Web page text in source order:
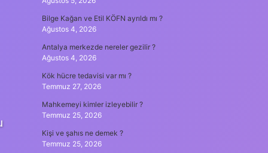
Bilge Kağan ve Etil KÖFN ayrıldı mı ?
Ağustos 4, 2026
Antalya merkezde nereler gezilir ?
Ağustos 4, 2026
Kök hücre tedavisi var mı ?
Temmuz 27, 2026
Mahkemeyi kimler izleyebilir ?
Temmuz 25, 2026
Kişi ve şahıs ne demek ?
Temmuz 25, 2026